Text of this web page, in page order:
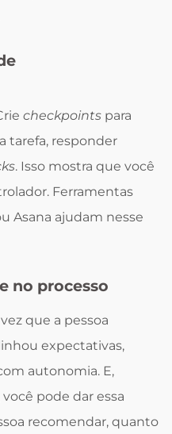
checkpoints para
tarefa, responder
. Isso mostra que você
Ferramentas
Asana ajudam nesse
no processo
que a pessoa
expectativas,
autonomia. E,
pode dar essa
recomendar, quanto